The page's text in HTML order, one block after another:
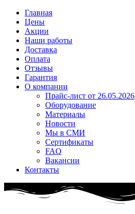
Главная
Цены
Акции
Наши работы
Доставка
Оплата
Отзывы
Гарантия
О компании
Прайс-лист от 26.05.2026
Оборудование
Материалы
Новости
Мы в СМИ
Сертификаты
FAQ
Вакансии
Контакты